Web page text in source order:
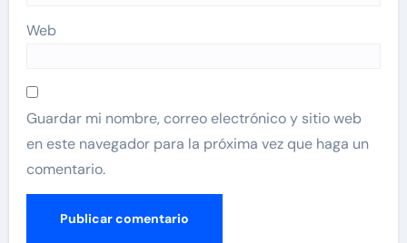
Web
Guardar mi nombre, correo electrónico y sitio web
en este navegador para la próxima vez que haga un
comentario.